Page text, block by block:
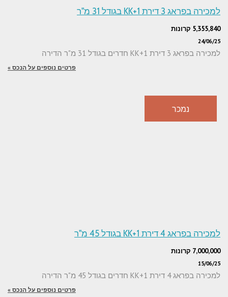
למכירה בפראג 3 דירת 1+KK בגודל 31 מ"ר
5,355,840 קרונות
24/06/25
למכירה בפראג 3 דירת 1+KK חדרים בגודל 31 מ"ר הדירה
פרטים נוספים על הנכס »
נמכר
למכירה בפראג 4 דירת 1+KK בגודל 45 מ"ר
7,000,000 קרונות
15/06/25
למכירה בפראג 4 דירת 1+KK חדרים בגודל 45 מ"ר הדירה
פרטים נוספים על הנכס »